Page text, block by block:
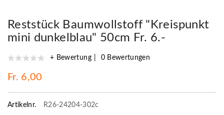
Reststück Baumwollstoff "Kreispunkt
mini dunkelblau" 50cm Fr. 6.-
+ Bewertung 0 Bewertungen
Fr. 6,00
Artikelnr. R26-24204-302c